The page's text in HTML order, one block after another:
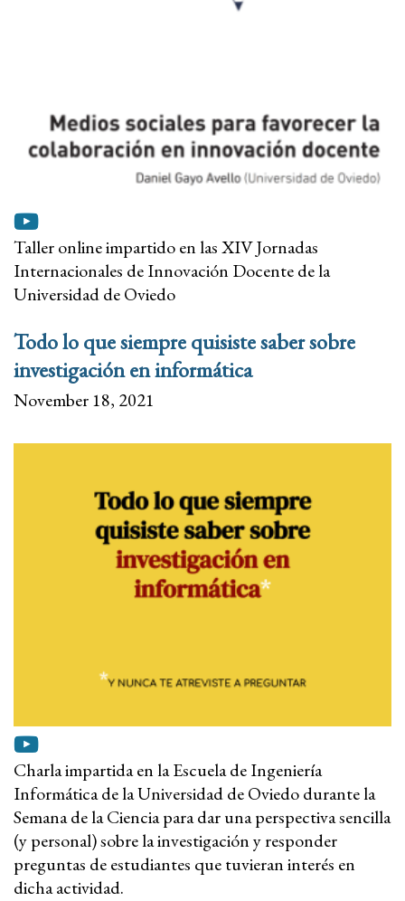
Taller online impartido en las XIV Jornadas
Internacionales de Innovación Docente de la
Universidad de Oviedo
Todo lo que siempre quisiste saber sobre
investigación en informática
November 18, 2021
Charla impartida en la Escuela de Ingeniería
Informática de la Universidad de Oviedo durante la
Semana de la Ciencia para dar una perspectiva sencilla
(y personal) sobre la investigación y responder
preguntas de estudiantes que tuvieran interés en
dicha actividad.